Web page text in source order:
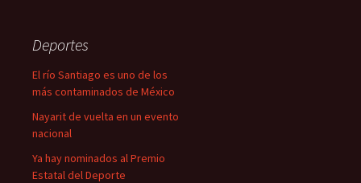
Deportes
El río Santiago es uno de los
más contaminados de México
Nayarit de vuelta en un evento
nacional
Ya hay nominados al Premio
Estatal del Deporte